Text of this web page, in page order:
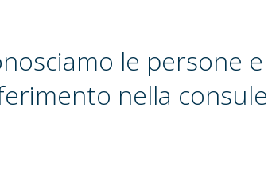
le persone
nella